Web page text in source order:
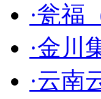
·瓮福
·金川
·云南